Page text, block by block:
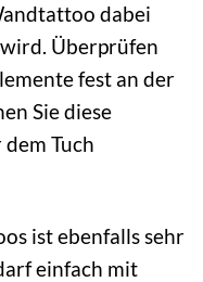
dabei
Überprüfen
fest an der
Sie diese
Tuch
ist ebenfalls sehr
einfach mit